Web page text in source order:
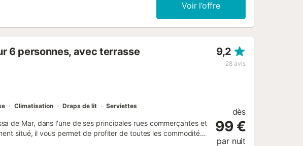
Voir l’offre
6 personnes, avec terrasse 9,2
28 avis
Climatisation Draps de lit Serviettes
de Mar, dans l'une de ses principales rues commerçantes et
situé, il vous permet de profiter de toutes les commodités
dès
99 €
par nuit